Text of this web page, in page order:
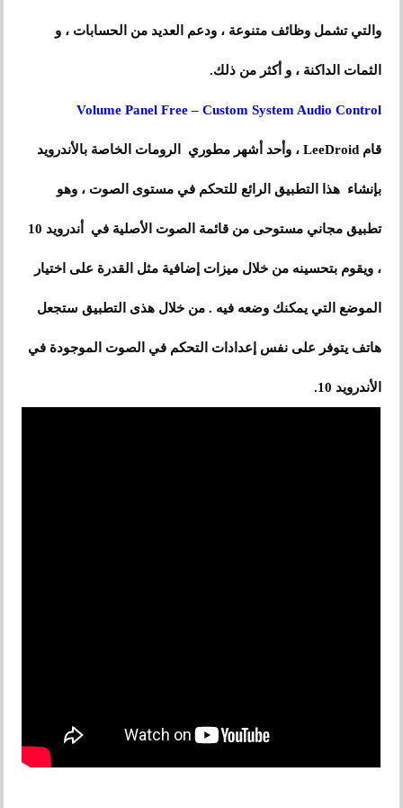
والتي تشمل وظائف متنوعة ، ودعم العديد من الحسابات ، و
الثمات الداكنة ، و أكثر من ذلك.
Volume Panel Free – Custom System Audio Control
قام LeeDroid ، وأحد أشهر مطوري الرومات الخاصة بالأندرويد
بإنشاء هذا التطبيق الرائع للتحكم في مستوى الصوت ، وهو
تطبيق مجاني مستوحى من قائمة الصوت الأصلية في أندرويد 10
، ويقوم بتحسينه من خلال ميزات إضافية مثل القدرة على اختيار
الموضع التي يمكنك وضعه فيه . من خلال هذى التطبيق ستجعل
هاتف يتوفر على نفس إعدادات التحكم في الصوت الموجودة في
الأندرويد 10.